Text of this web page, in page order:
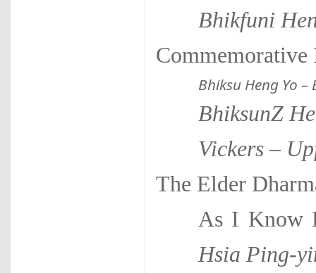
Bhikfuni
Bhiksu Heng Yo –
BhiksunZ
Vickers –
The Elder
As I Know
Hsia Ping-